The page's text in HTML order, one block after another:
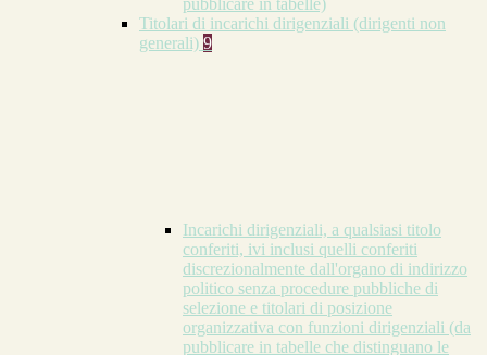
pubblicare in tabelle)
Titolari di incarichi dirigenziali (dirigenti non
generali) 9
Incarichi dirigenziali, a qualsiasi titolo
conferiti, ivi inclusi quelli conferiti
discrezionalmente dall'organo di indirizzo
politico senza procedure pubbliche di
selezione e titolari di posizione
organizzativa con funzioni dirigenziali (da
pubblicare in tabelle che distinguano le